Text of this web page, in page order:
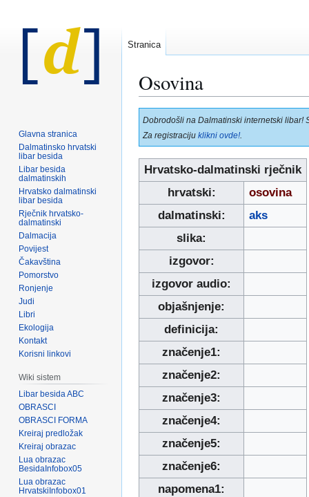
Osovina
Prijeđi
na
navigaciju
Prijeđi
na
pretraživanje
Dobrodošli na Dalmatinski internetski libar!
Za registraciju klikni ovde!
Hrvatsko-dalmatinski rječnik
hrvatski:
osovina
dalmatinski:
aks
slika:
izgovor:
izgovor audio:
objašnjenje:
definicija:
značenje1:
značenje2:
značenje3:
značenje4:
značenje5:
značenje6:
napomena1:
Stranica
Glavna stranica
Dalmatinsko hrvatski
libar besida
Libar besida
dalmatinskih
Hrvatsko dalmatinski
libar besida
Rječnik hrvatsko-
dalmatinski
Dalmacija
Povijest
Čakavština
Pomorstvo
Ronjenje
Judi
Libri
Ekologija
Kontakt
Korisni linkovi
Wiki sistem
Libar besida ABC
OBRASCI
OBRASCI FORMA
Kreiraj predložak
Kreiraj obrazac
Lua obrazac
BesidaInfobox05
Lua obrazac
HrvatskiInfobox01